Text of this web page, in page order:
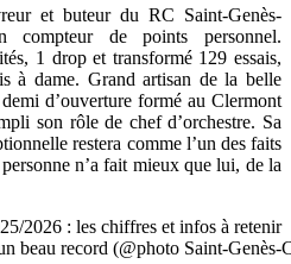
et buteur du RC Saint-Genès-
compteur de points personnel.
1 drop et transformé 129 essais,
à dame. Grand artisan de la belle
d’ouverture formé au Clermont
son rôle de chef d’orchestre. Sa
restera comme l’un des faits
n’a fait mieux que lui, de la
beau record (@photo Saint-Genès-